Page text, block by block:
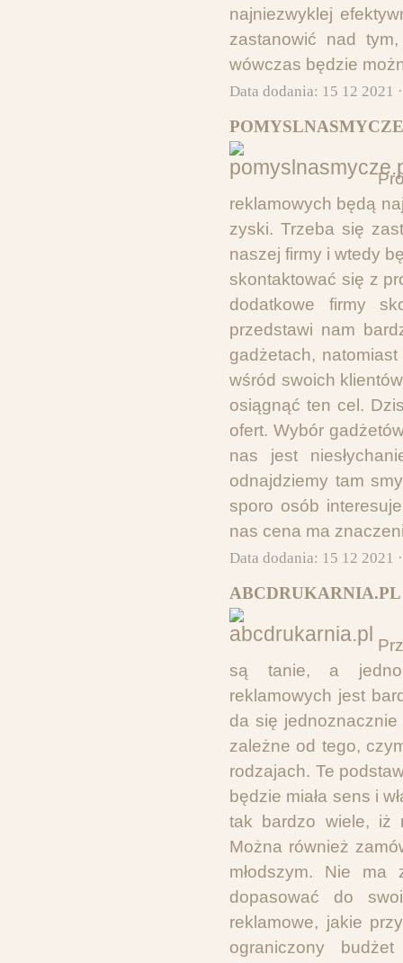
najniezwyklej
zastanowić nad
wówczas będzie
Data dodania: 15 12 2021
reklamowych będą
zyski. Trzeba się
naszej firmy i wtedy
skontaktować się z
dodatkowe firmy
przedstawi nam
gadżetach,
wśród swoich
osiągnąć ten cel.
ofert. Wybór
nas jest
odnajdziemy tam
sporo osób
nas cena ma
Data dodania: 15 12 2021
ABCDRUKARNIA.PL
są tanie, a
reklamowych jest
da się
zależne od tego,
rodzajach. Te
będzie miała sens i
tak bardzo wiele, iż
Można również
młodszym. Nie ma
dopasować do
reklamowe, jakie
ograniczony